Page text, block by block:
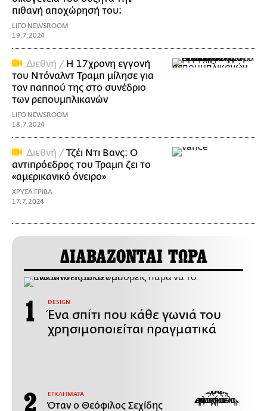
πιθανή αποχώρησή του;
LIFO NEWSROOM
19.7.2024
Διεθνή / Η 17χρονη εγγονή
του Ντόναλντ Τραμπ μίλησε για
τον παππού της στο συνέδριο
των ρεπουμπλικανών
LIFO NEWSROOM
18.7.2024
Διεθνή /Τζέι Ντι Βανς: Ο
αντιπρόεδρος του Τραμπ ζει το
«αμερικανικό όνειρο»
ΧΡΥΣΑ ΓΡΙΒΑ
17.7.2024
ΔΙΑΒΑΖΟΝΤΑΙ ΤΩΡΑ
DESIGN
Ένα σπίτι που κάθε γωνιά του
χρησιμοποιείται πραγματικά
ΕΓΚΛΗΜΑΤΑ
Όταν ο Θεόφιλος Σεχίδης